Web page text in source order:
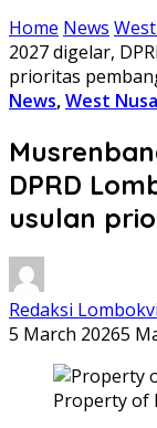
Home News
2027 digelar,
prioritas
News,West
DPRD
usulan
Redaksi
5 March 20265
Property of